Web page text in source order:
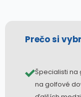
Prečo si
Špecialisti na
na golfové